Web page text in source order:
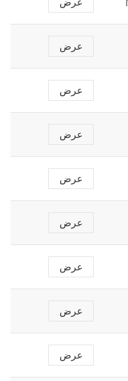
عرض
عرض
عرض
عرض
عرض
عرض
عرض
عرض